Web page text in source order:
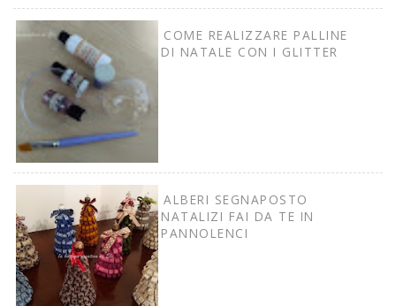
COME REALIZZARE PALLINE
DI NATALE CON I GLITTER
ALBERI SEGNAPOSTO
NATALIZI FAI DA TE IN
PANNOLENCI